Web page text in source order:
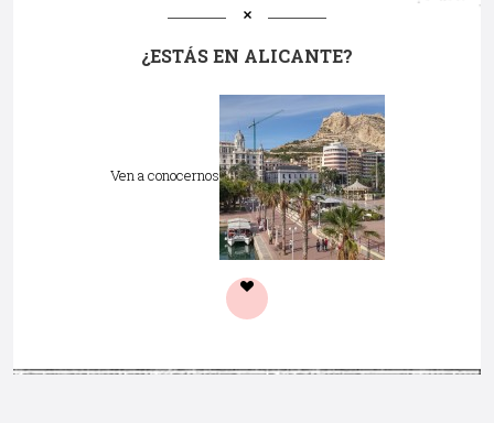
¿ESTÁS EN ALICANTE?
Ven a conocernos